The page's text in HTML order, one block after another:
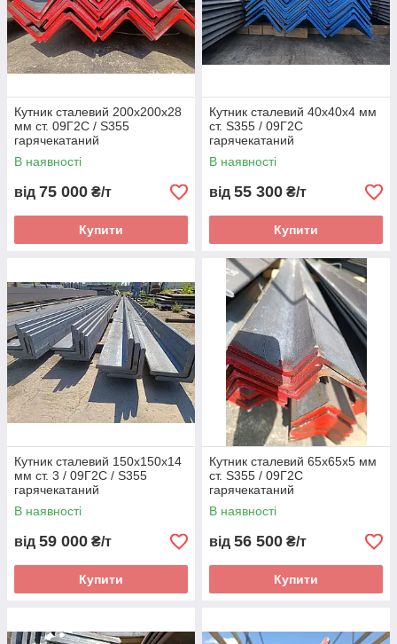
Кутник сталевий 200х200х28
мм ст. 09Г2С / S355
гарячекатаний
В наявності
від 75 000 ₴/т
Купити
Кутник сталевий 40х40х4 мм
ст. S355 / 09Г2С
гарячекатаний
В наявності
від 55 300 ₴/т
Купити
Кутник сталевий 150х150х14
мм ст. 3 / 09Г2С / S355
гарячекатаний
В наявності
від 59 000 ₴/т
Купити
Кутник сталевий 65х65х5 мм
ст. S355 / 09Г2С
гарячекатаний
В наявності
від 56 500 ₴/т
Купити